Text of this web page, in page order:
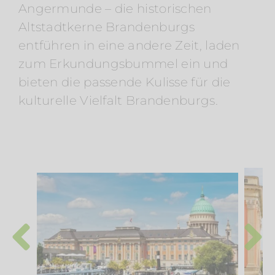
Angermunde – die historischen
Altstadtkerne Brandenburgs
entführen in eine andere Zeit, laden
zum Erkundungsbummel ein und
bieten die passende Kulisse für die
kulturelle Vielfalt Brandenburgs.